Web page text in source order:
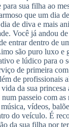
para sua filha ao
que um dia
de diva e mais
Você já andou
entrar dentro de
são puro luxo e
e lúdico para o
de primeira
de profissionais
da sua princesa
passeio com as
vídeos,
do veículo. É
da sua filha por